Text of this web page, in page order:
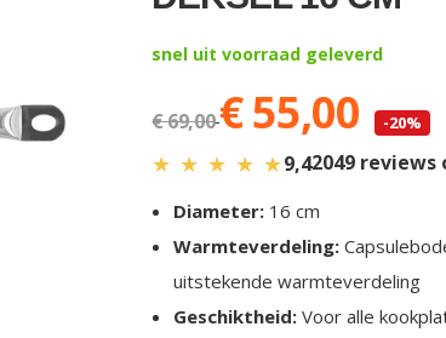
snel uit voorraad geleverd
€ 69,00 € 55,00 -20%
★ ★ ★ ★ ★9,42049 reviews
Diameter: 16 cm
Warmteverdeling:
uitstekende warmteverdeling
Geschiktheid: Voor alle